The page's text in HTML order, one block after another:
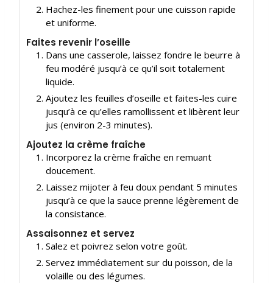
Hachez-les finement pour une cuisson rapide
et uniforme.
Faites revenir l’oseille
Dans une casserole, laissez fondre le beurre à
feu modéré jusqu’à ce qu’il soit totalement
liquide.
Ajoutez les feuilles d’oseille et faites-les cuire
jusqu’à ce qu’elles ramollissent et libèrent leur
jus (environ 2-3 minutes).
Ajoutez la crème fraîche
Incorporez la crème fraîche en remuant
doucement.
Laissez mijoter à feu doux pendant 5 minutes
jusqu’à ce que la sauce prenne légèrement de
la consistance.
Assaisonnez et servez
Salez et poivrez selon votre goût.
Servez immédiatement sur du poisson, de la
volaille ou des légumes.